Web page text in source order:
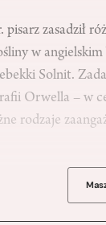
zasadził
w
Solnit.
Orwella – w
rodzaje